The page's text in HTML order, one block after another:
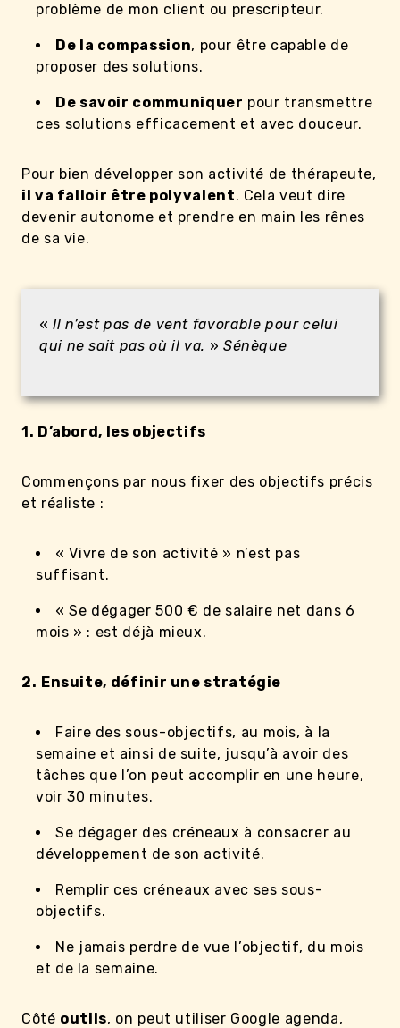
problème de mon client ou prescripteur.
De la compassion, pour être capable de
proposer des solutions.
De savoir communiquer pour transmettre
ces solutions efficacement et avec douceur.
Pour bien développer son activité de thérapeute,
il va falloir être polyvalent. Cela veut dire
devenir autonome et prendre en main les rênes
de sa vie.
«Il n’est pas de vent favorable pour celui
qui ne sait pas où il va. » Sénèque
1. D’abord, les objectifs
Commençons par nous fixer des objectifs précis
et réaliste :
« Vivre de son activité » n’est pas
suffisant.
« Se dégager 500 € de salaire net dans 6
mois » : est déjà mieux.
2. Ensuite, définir une stratégie
Faire des sous-objectifs, au mois, à la
semaine et ainsi de suite, jusqu’à avoir des
tâches que l’on peut accomplir en une heure,
voir 30 minutes.
Se dégager des créneaux à consacrer au
développement de son activité.
Remplir ces créneaux avec ses sous-
objectifs.
Ne jamais perdre de vue l’objectif, du mois
et de la semaine.
Côté outils, on peut utiliser Google agenda,